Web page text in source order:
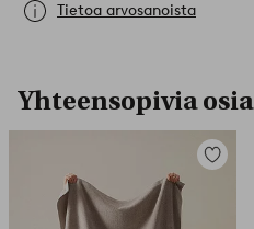
Tietoa arvosanoista
Yhteensopivia osia
Lisää